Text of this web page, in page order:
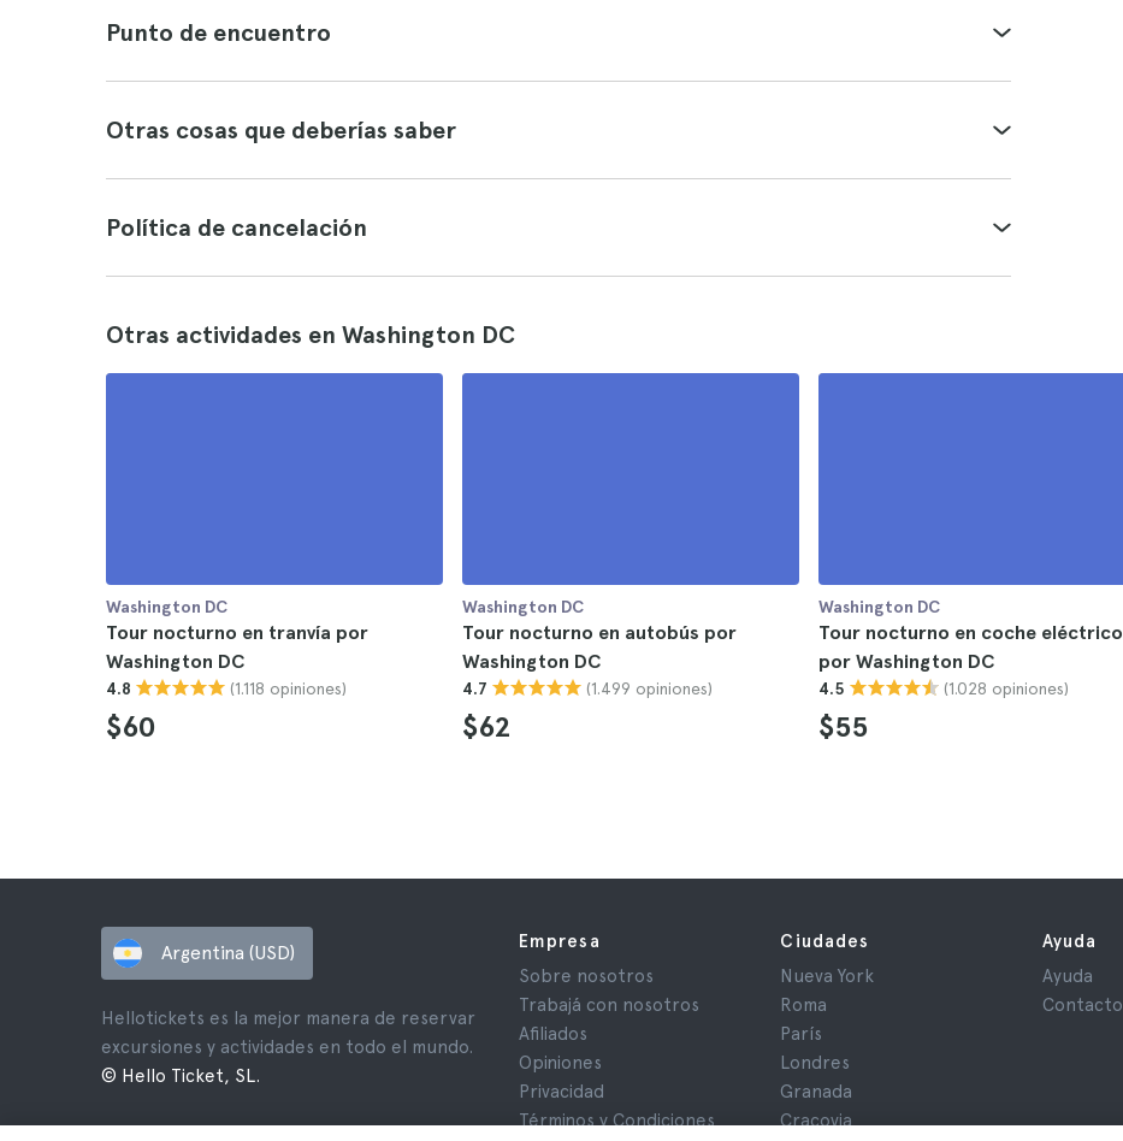
Punto de encuentro
Otras cosas que deberías saber
Política de cancelación
Otras actividades en Washington DC
Washington DC
Tour nocturno en tranvía por
Washington DC
4.8 (1.118 opiniones)
$60
Washington DC
Tour nocturno en autobús por
Washington DC
4.7 (1.499 opiniones)
$62
Washington DC
Tour nocturno en coche eléctrico
por Washington DC
4.5 (1.028 opiniones)
$55
Argentina (USD)
Hellotickets es la mejor manera de reservar
excursiones y actividades en todo el mundo.
© Hello Ticket, SL.
Empresa
Sobre nosotros
Trabajá con nosotros
Afiliados
Opiniones
Privacidad
Términos y Condiciones
Ciudades
Nueva York
Roma
París
Londres
Granada
Cracovia
Ayuda
Ayuda
Contacto